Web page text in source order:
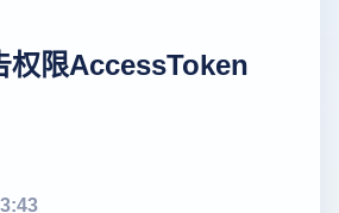
权限AccessToken